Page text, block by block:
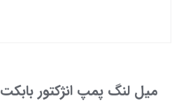
میل لنگ پمپ انژکتور بابکت